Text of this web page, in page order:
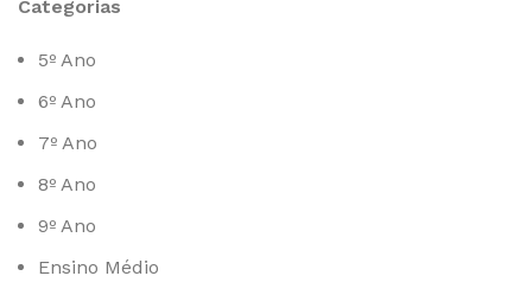
Categorias
5º Ano
6º Ano
7º Ano
8º Ano
9º Ano
Ensino Médio